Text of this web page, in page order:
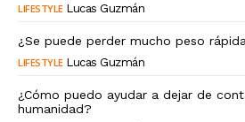
LIFESTYLE Lucas Guzmán
¿Se puede perder mucho peso
LIFESTYLE Lucas Guzmán
¿Cómo puedo ayudar a dejar de
humanidad?